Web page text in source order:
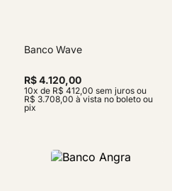
Banco Wave
R$ 4.120,00
10x de R$ 412,00 sem juros ou
R$ 3.708,00 à vista no boleto ou
pix